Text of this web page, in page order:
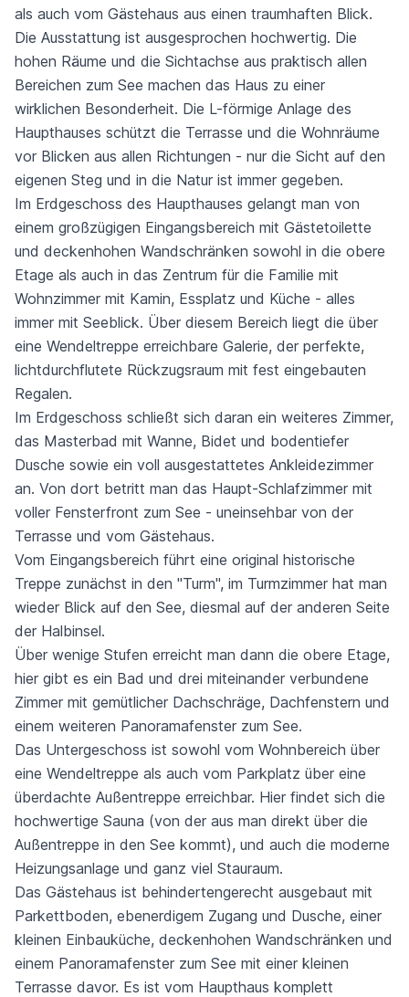
als auch vom Gästehaus aus einen traumhaften Blick.
Die Ausstattung ist ausgesprochen hochwertig. Die
hohen Räume und die Sichtachse aus praktisch allen
Bereichen zum See machen das Haus zu einer
wirklichen Besonderheit. Die L-förmige Anlage des
Haupthauses schützt die Terrasse und die Wohnräume
vor Blicken aus allen Richtungen - nur die Sicht auf den
eigenen Steg und in die Natur ist immer gegeben.
Im Erdgeschoss des Haupthauses gelangt man von
einem großzügigen Eingangsbereich mit Gästetoilette
und deckenhohen Wandschränken sowohl in die obere
Etage als auch in das Zentrum für die Familie mit
Wohnzimmer mit Kamin, Essplatz und Küche - alles
immer mit Seeblick. Über diesem Bereich liegt die über
eine Wendeltreppe erreichbare Galerie, der perfekte,
lichtdurchflutete Rückzugsraum mit fest eingebauten
Regalen.
Im Erdgeschoss schließt sich daran ein weiteres Zimmer,
das Masterbad mit Wanne, Bidet und bodentiefer
Dusche sowie ein voll ausgestattetes Ankleidezimmer
an. Von dort betritt man das Haupt-Schlafzimmer mit
voller Fensterfront zum See - uneinsehbar von der
Terrasse und vom Gästehaus.
Vom Eingangsbereich führt eine original historische
Treppe zunächst in den "Turm", im Turmzimmer hat man
wieder Blick auf den See, diesmal auf der anderen Seite
der Halbinsel.
Über wenige Stufen erreicht man dann die obere Etage,
hier gibt es ein Bad und drei miteinander verbundene
Zimmer mit gemütlicher Dachschräge, Dachfenstern und
einem weiteren Panoramafenster zum See.
Das Untergeschoss ist sowohl vom Wohnbereich über
eine Wendeltreppe als auch vom Parkplatz über eine
überdachte Außentreppe erreichbar. Hier findet sich die
hochwertige Sauna (von der aus man direkt über die
Außentreppe in den See kommt), und auch die moderne
Heizungsanlage und ganz viel Stauraum.
Das Gästehaus ist behindertengerecht ausgebaut mit
Parkettboden, ebenerdigem Zugang und Dusche, einer
kleinen Einbauküche, deckenhohen Wandschränken und
einem Panoramafenster zum See mit einer kleinen
Terrasse davor. Es ist vom Haupthaus komplett